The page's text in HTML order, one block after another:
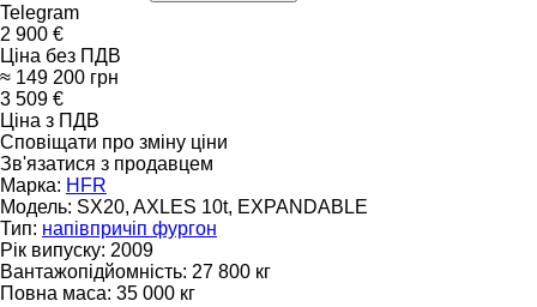
Telegram
2 900 €
Ціна без ПДВ
≈ 149 200 грн
3 509 €
Ціна з ПДВ
Сповіщати про зміну ціни
Зв'язатися з продавцем
Марка: HFR
Модель: SX20, AXLES 10t, EXPANDABLE
Тип: напівпричіп фургон
Рік випуску: 2009
Вантажопідйомність: 27 800 кг
Повна маса: 35 000 кг